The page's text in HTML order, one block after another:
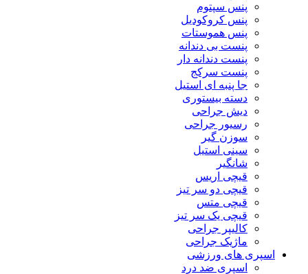
پنس سپتوم
پنس کروکودیل
پنس هموستات
پنست بی دندانه
پنست دندانه دار
پنست سرکج
جا پنبه ای استیل
دسته بیستوری
دیش جراحی
رسیور جراحی
سوزن گیر
سینی استیل
شانگیر
قیچی اریس
قیچی دو سر تیز
قیچی متس
قیچی یک سر تیز
کالیپر جراحی
ماژیک جراحی
اسپری های ورزشی
اسپری ضد درد